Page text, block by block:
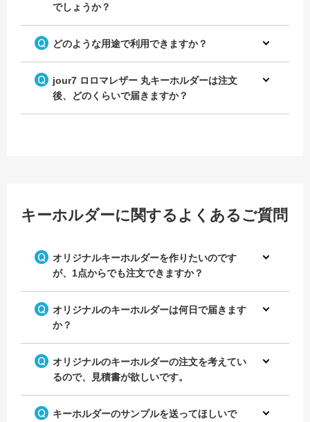
でしょうか？
どのような用途で利用できますか？
jour7 ロロマレザー 丸キーホルダーは注文
後、どのくらいで届きますか？
キーホルダーに関するよくあるご質問
オリジナルキーホルダーを作りたいのです
が、1点からでも注文できますか？
オリジナルのキーホルダーは何日で届きます
か？
オリジナルのキーホルダーの注文を考えてい
るので、見積書が欲しいです。
キーホルダーのサンプルを送ってほしいで